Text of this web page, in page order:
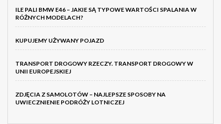
ILE PALI BMW E46 – JAKIE SĄ TYPOWE WARTOŚCI SPALANIA W
RÓŻNYCH MODELACH?
KUPUJEMY UŻYWANY POJAZD
TRANSPORT DROGOWY RZECZY. TRANSPORT DROGOWY W
UNII EUROPEJSKIEJ
ZDJĘCIA Z SAMOLOTÓW – NAJLEPSZE SPOSOBY NA
UWIECZNIENIE PODRÓŻY LOTNICZEJ